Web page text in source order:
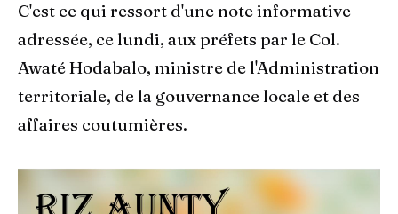
C'est ce qui ressort d'une note informative
adressée, ce lundi, aux préfets par le Col.
Awaté Hodabalo, ministre de l'Administration
territoriale, de la gouvernance locale et des
affaires coutumières.